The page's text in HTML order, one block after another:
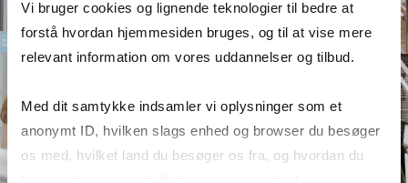
Vi bruger cookies og lignende teknologier til bedre at
forstå hvordan hjemmesiden bruges, og til at vise mere
relevant information om vores uddannelser og tilbud.
Med dit samtykke indsamler vi oplysninger som et
anonymt ID, hvilken slags enhed og browser du besøger
os med, hvilket land du besøger os fra, og hvordan du